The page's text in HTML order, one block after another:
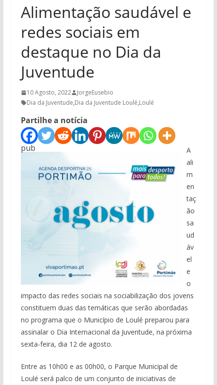
Alimentação saudável e
redes sociais em
destaque no Dia da
Juventude
10 Agosto, 2022
JorgeEusebio
Dia da Juventude,Dia da Juventude Loulé,Loulé
Partilhe a notícia
pub
A
ali
m
en
taç
ão
sa
ud
áv
el
e
o
impacto das redes sociais na sociabilização dos jovens
constituem duas das temáticas que serão abordadas
no programa que o Município de Loulé preparou para
assinalar o Dia Internacional da Juventude, na próxima
sexta-feira, dia 12 de agosto.
Entre as 10h00 e as 00h00, o Parque Municipal de
Loulé será palco de um conjunto de iniciativas de